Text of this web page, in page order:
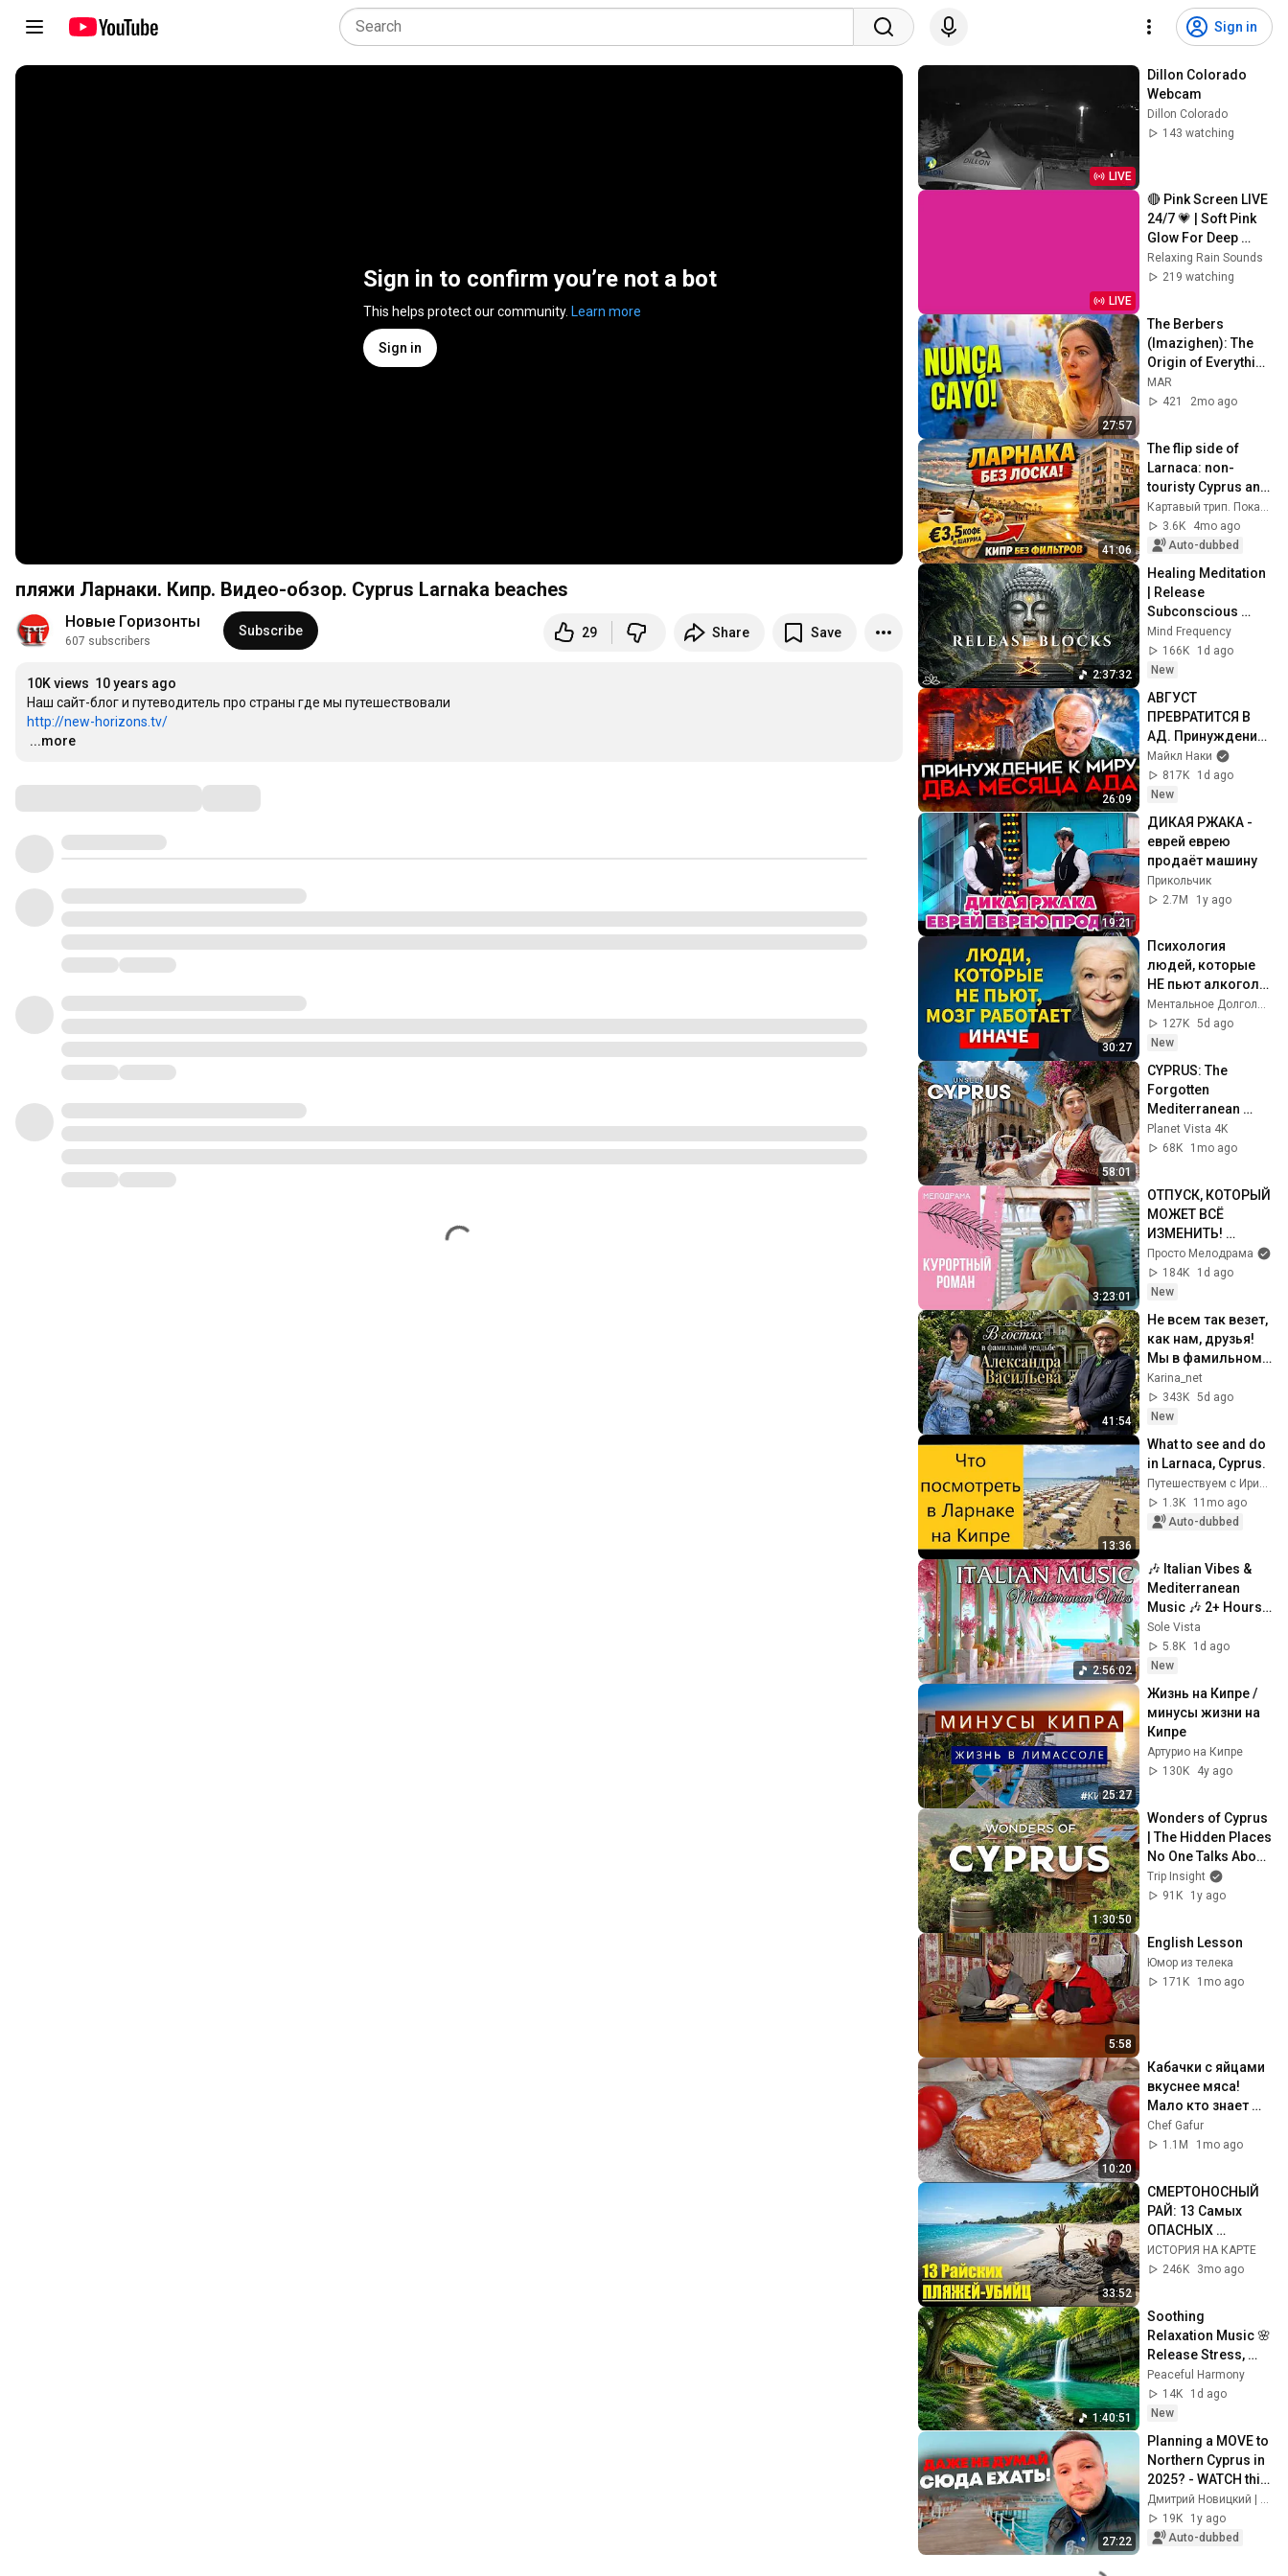
Sign in
Sign in to confirm you’re not a bot
This helps protect our community. Learn more
Sign in
пляжи Ларнаки. Кипр. Видео-обзор. Cyprus Larnaka beaches
Новые Горизонты
607 subscribers
Subscribe 29 Share Save
10K views 10 years ago
http://new-horizons.tv/
…
...more
LIVE
Dillon Colorado
Webcam
Dillon Colorado
143 watching
LIVE
🔴 Pink Screen LIVE
24/7 💗 | Soft Pink
Glow For Deep
Sleep & Relaxation |
No Ads • 4K
Relaxing Rain Sounds
219 watching
27:57
The Berbers
(Imazighen): The
Origin of Everything
📌 The Most
Spectacular
MAR
421
2mo ago
41:06
The flip side of
Larnaca: non-
touristy Cyprus and
real prices 2026
3.6K
4mo ago
Auto-dubbed
2:37:32
Healing Meditation
| Release
Subconscious
Blocks, Cleanse
Negative Energy &
Restore Inner
Mind Frequency
166K
1d ago
New
26:09
АВГУСТ
ПРЕВРАТИТСЯ В
АД. Принуждение
к миру только
начинается
Майкл Наки
817K
1d ago
New
19:21
ДИКАЯ РЖАКА -
еврей еврею
продаёт машину
Прикольчик
2.7M
1y ago
30:27
Психология
людей, которые
НЕ пьют алкоголь
(согласно
нейронауке) |
Татьяна
Черниговская
Ментальное Долголетие and 2 more
127K 5d ago
New
58:01
CYPRUS: The
Forgotten
Mediterranean
Paradise You've
Never Seen | 4K
Documentary
Planet Vista 4K
68K
1mo ago
3:23:01
ОТПУСК, КОТОРЫЙ
МОЖЕТ ВСЁ
ИЗМЕНИТЬ!
Курортный роман.
Все серии
Просто Мелодрама
184K
1d ago
New
41:54
Не всем так везет,
как нам, друзья!
Мы в фамильном
поместье
Александра
Васильева в Литве
.
Karina_net
343K 5d ago
New
13:36
What to see and do
in Larnaca, Cyprus.
Путешествуем с Ириной
1.3K
11mo ago
Auto-dubbed
2:56:02
🎶 Italian Vibes &
Mediterranean
Music 🎶 2+ Hours
Tranquil Lake
Como & Amalfi
Ambience 4K
Sole Vista
5.8K
1d ago
New
25:27
Жизнь на Кипре /
минусы жизни на
Кипре
Артурио на Кипре
130K
4y ago
1:30:50
Wonders of Cyprus
| The Hidden Places
No One Talks About!
| Travel Video 4K
Trip Insight
91K
1y ago
5:58
English Lesson
Юмор из телека
171K
1mo ago
10:20
Кабачки с яйцами
вкуснее мяса!
Мало кто знает
секрет! Бабушка
научила готовить
Chef Gafur
1.1M
1mo ago
33:52
СМЕРТОНОСНЫЙ
РАЙ: 13 Самых
ОПАСНЫХ
ПЛЯЖЕЙ в Мире!
ИСТОРИЯ НА КАРТЕ
246K
3mo ago
1:40:51
Soothing
Relaxation Music 🌸
Release Stress,
Anxiety & Negative
Thoughts
Peaceful Harmony
14K
1d ago
New
27:22
Planning a MOVE to
Northern Cyprus in
2025? - WATCH this
to avoid making
mistakes
19K
1y ago
Auto-dubbed